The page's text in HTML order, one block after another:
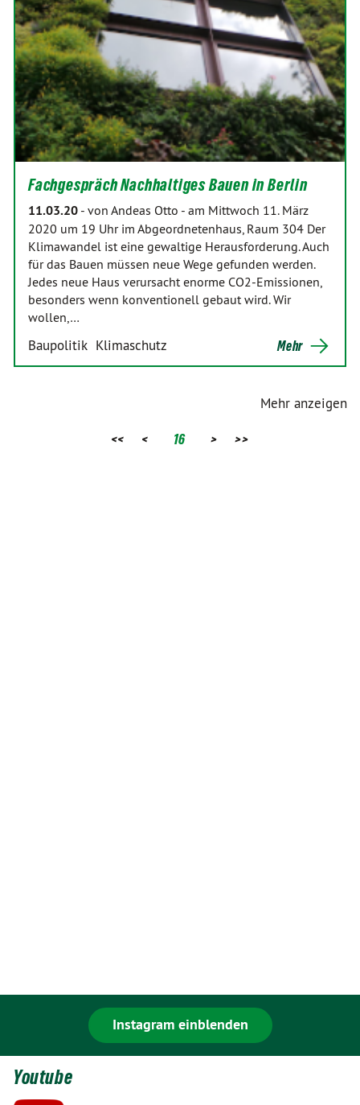
Fachgespräch Nachhaltiges Bauen in Berlin
11.03.20 - von Andeas Otto - am Mittwoch 11. März
2020 um 19 Uhr im Abgeordnetenhaus, Raum 304 Der
Klimawandel ist eine gewaltige Herausforderung. Auch
für das Bauen müssen neue Wege gefunden werden.
Jedes neue Haus verursacht enorme CO2-Emissionen,
besonders wenn konventionell gebaut wird. Wir
wollen,…
Baupolitik Klimaschutz Mehr
Mehr anzeigen
<< < 16 > >>
Instagram einblenden
Youtube